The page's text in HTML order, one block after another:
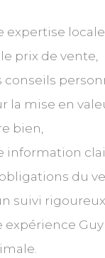
expertise
prix de vente,
conseils
la mise en
bien,
information
du
suivi
expérience